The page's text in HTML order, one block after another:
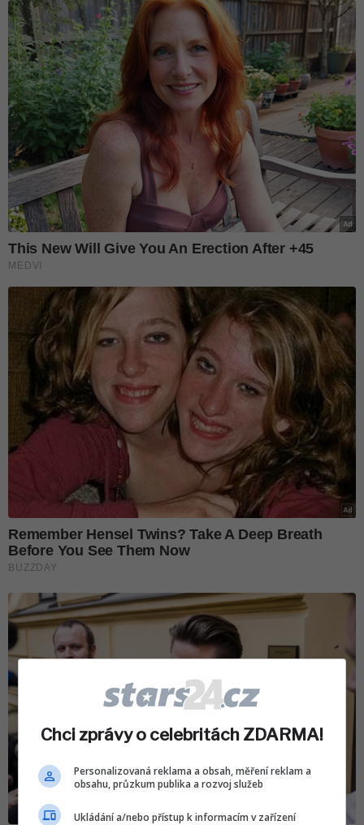
Chci zprávy o celebritách ZDARMA!
Personalizovaná reklama a obsah, měření reklam a
obsahu, průzkum publika a rozvoj služeb
Ukládání a/nebo přístup k informacím v zařízení